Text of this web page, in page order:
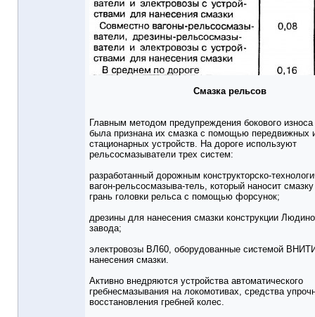
Смазка рельсов
Главным методом предупреждения бокового
была признана их смазка с помощью передвижных
стационарных устройств. На дороге используют
рельсосмазыватели трех систем:
разработанный дорожным конструкторско-
вагон-рельсосмазыва-тель, который наносит
грань головки рельса с помощью форсунок;
дрезины для нанесения смазки конструкции
завода;
электровозы ВЛ60, оборудованные системой
нанесения смазки.
Активно внедряются устройства автоматического
гребнесмазывания на локомотивах, средства
восстановления гребней колес.